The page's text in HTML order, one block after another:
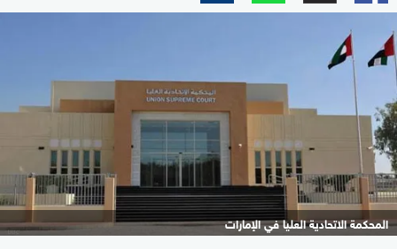
المحكمة الاتحادية العليا في الإمارات